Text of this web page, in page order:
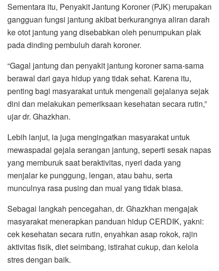
Sementara itu, Penyakit Jantung Koroner (PJK) merupakan
gangguan fungsi jantung akibat berkurangnya aliran darah
ke otot jantung yang disebabkan oleh penumpukan plak
pada dinding pembuluh darah koroner.
“Gagal jantung dan penyakit jantung koroner sama-sama
berawal dari gaya hidup yang tidak sehat. Karena itu,
penting bagi masyarakat untuk mengenali gejalanya sejak
dini dan melakukan pemeriksaan kesehatan secara rutin,”
ujar dr. Ghazkhan.
Lebih lanjut, ia juga mengingatkan masyarakat untuk
mewaspadai gejala serangan jantung, seperti sesak napas
yang memburuk saat beraktivitas, nyeri dada yang
menjalar ke punggung, lengan, atau bahu, serta
munculnya rasa pusing dan mual yang tidak biasa.
Sebagai langkah pencegahan, dr. Ghazkhan mengajak
masyarakat menerapkan panduan hidup CERDIK, yakni:
cek kesehatan secara rutin, enyahkan asap rokok, rajin
aktivitas fisik, diet seimbang, istirahat cukup, dan kelola
stres dengan baik.